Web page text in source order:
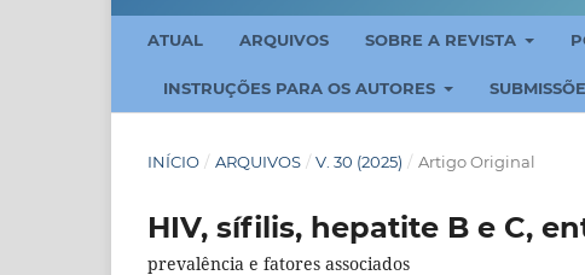
ATUAL ARQUIVOS SOBRE A REVISTA
INSTRUÇÕES PARA OS AUTORES
INÍCIO / ARQUIVOS / V. 30 (2025) / Artigo Original
HIV, sífilis, hepatite B e C,
prevalência e fatores associados